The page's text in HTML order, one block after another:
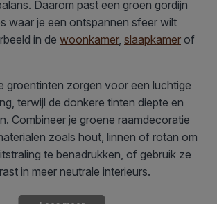
Daarom past een groen gordijn
waar je een ontspannen sfeer wilt
in de woonkamer, slaapkamer of
groentinten zorgen voor een luchtige
terwijl de donkere tinten diepte en
Combineer je groene raamdecoratie
zoals hout, linnen of rotan om
te benadrukken, of gebruik ze
in meer neutrale interieurs.